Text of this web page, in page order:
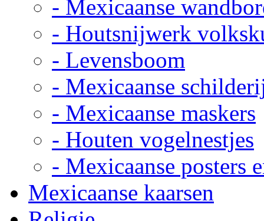
- Mexicaanse
- Houtsnijwerk
- Levensboom
- Mexicaanse
- Mexicaanse maskers
- Houten vogelnestjes
- Mexicaanse posters
Mexicaanse kaarsen